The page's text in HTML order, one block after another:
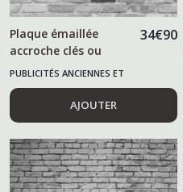
Plaque émaillée
accroche clés ou
torchon MENIER
34€90
PUBLICITÉS ANCIENNES ET
ALIMENTAIRES
AJOUTER
Plaques
Import
USA
Afficher
les
résultats